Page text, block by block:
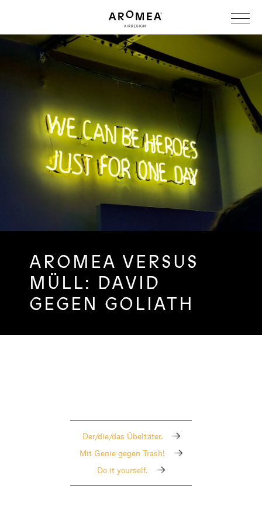
AROMEA VERSUS
MÜLL: DAVID
GEGEN GOLIATH
Der/die/das Übeltäter.
Mit Genie gegen Trash!
Do it yourself.